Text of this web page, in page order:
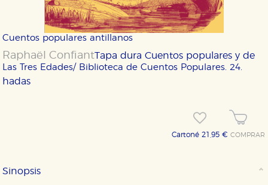
Cuentos populares antillanos
Raphaël Confiant
Las Tres Edades/ Biblioteca de Cuentos Populares. 24.
Tapa duraCuentos populares y de
hadas
Cartoné 21,95 €COMPRAR
Sinopsis